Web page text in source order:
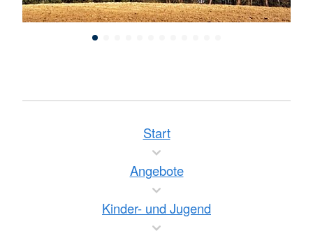
Start
Angebote
Kinder- und Jugend